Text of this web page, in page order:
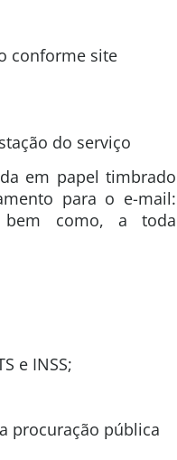
conforme site
do serviço
em papel timbrado
para o e-mail:
bem como, a toda
e INSS;
procuração pública